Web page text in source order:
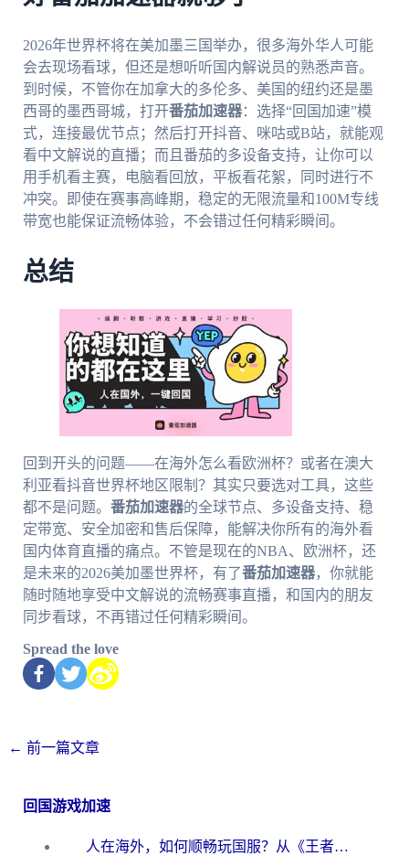
2026年世界杯将在美加墨三国举办，很多海外华人可能
会去现场看球，但还是想听听国内解说员的熟悉声音。
到时候，不管你在加拿大的多伦多、美国的纽约还是墨
西哥的墨西哥城，打开番茄加速器：选择“回国加速”模
式，连接最优节点；然后打开抖音、咪咕或B站，就能观
看中文解说的直播；而且番茄的多设备支持，让你可以
用手机看主赛，电脑看回放，平板看花絮，同时进行不
冲突。即使在赛事高峰期，稳定的无限流量和100M专线
带宽也能保证流畅体验，不会错过任何精彩瞬间。
总结
回到开头的问题——在海外怎么看欧洲杯？或者在澳大
利亚看抖音世界杯地区限制？其实只要选对工具，这些
都不是问题。 番茄加速器的全球节点、多设备支持、稳
定带宽、安全加密和售后保障，能解决你所有的海外看
国内体育直播的痛点。不管是现在的NBA、欧洲杯，还
是未来的2026美加墨世界杯，有了番茄加速器，你就能
随时随地享受中文解说的流畅赛事直播，和国内的朋友
同步看球，不再错过任何精彩瞬间。
Spread the love
← 前一篇文章
回国游戏加速
人在海外，如何顺畅玩国服？从《王者荣耀》到《云图计划》的加速器终极指南